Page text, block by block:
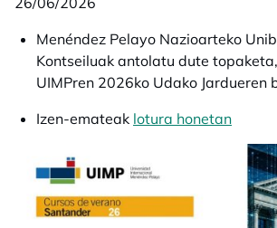
Menéndez Pelayo Nazioarteko
Kontseiluak antolatu dute
UIMPren 2026ko Udako Jardueren
Izen-emateak lotura honetan